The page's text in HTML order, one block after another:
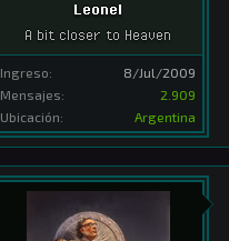
Leonel
A bit closer to Heaven
Ingreso:
8/Jul/2009
Mensajes:
2.909
Ubicación:
Argentina